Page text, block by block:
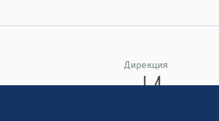
Дирекция